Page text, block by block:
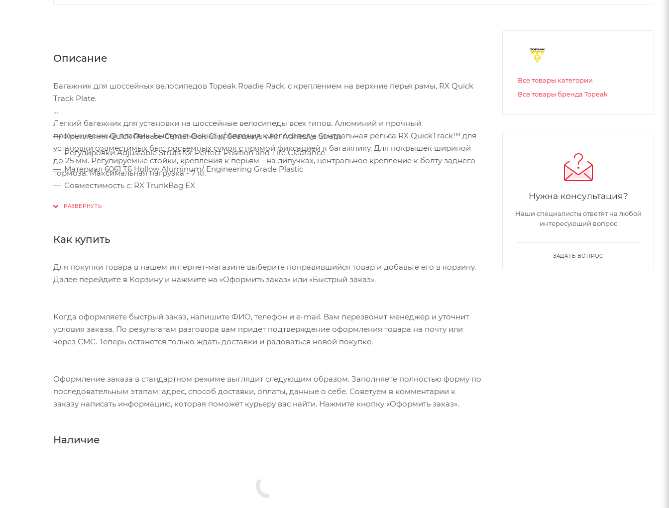
Описание
Багажник для шоссейных велосипедов Topeak Roadie Rack, с креплением на верхние перья рамы, RX Quick
Track Plate.
Легкий багажник для установки на шоссейные велосипеды всех типов. Алюминий и прочный
промышленный пластик. Быстросъемные крепления к велосипеду, центральная рельса RX QuickTrack™ для
установки совместимых быстросъемных сумок с прямой фиксацией к багажнику. Для покрышек шириной
до 25 мм. Регулируемые стойки, крепления к перьям - на липучках, центральное крепление к болту заднего
тормоза. Максимальная нагрузка - 7 кг.
Крепления Quick Release Center Bolt Clip/ Seatstays with Adhesive Straps
Регулировки Adjustable Struts for Perfect Position and Tire Clearance
Материал 6061 T6 Hollow Aluminum/ Engineering Grade Plastic
Совместимость с: RX TrunkBag EX
Максимальный вес груза 7 кг
Как купить
Для покупки товара в нашем интернет-магазине выберите понравившийся товар и добавьте его в корзину.
Далее перейдите в Корзину и нажмите на «Оформить заказ» или «Быстрый заказ».
Когда оформляете быстрый заказ, напишите ФИО, телефон и e-mail. Вам перезвонит менеджер и уточнит
условия заказа. По результатам разговора вам придет подтверждение оформления товара на почту или
через СМС. Теперь останется только ждать доставки и радоваться новой покупке.
Оформление заказа в стандартном режиме выглядит следующим образом. Заполняете полностью форму по
последовательным этапам: адрес, способ доставки, оплаты, данные о себе. Советуем в комментарии к
заказу написать информацию, которая поможет курьеру вас найти. Нажмите кнопку «Оформить заказ».
Наличие
Все товары категории
Все товары бренда Topeak
Нужна консультация?
Наши специалисты ответят на любой
интересующий вопрос
ЗАДАТЬ ВОПРОС